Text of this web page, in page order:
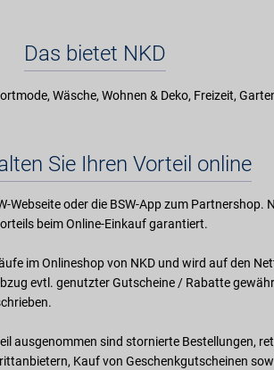
Das bietet NKD
Wäsche, Wohnen & Deko, Freizeit,
Sie Ihren Vorteil online
Webseite oder die BSW-App zum Partnershop.
beim Online-Einkauf garantiert.
im Onlineshop von NKD und wird auf den
evtl. genutzter Gutscheine / Rabatte
ausgenommen sind stornierte Bestellungen,
Kauf von Geschenkgutscheinen